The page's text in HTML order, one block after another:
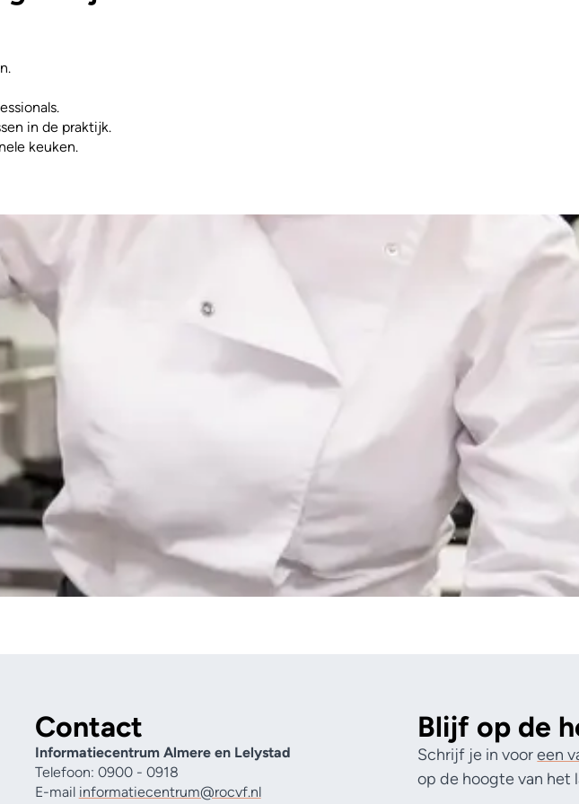
in de praktijk.
keuken.
Contact
Informatiecentrum Almere en Lelystad
Telefoon: 0900 - 0918
E-mail informatiecentrum@rocvf.nl
Blijf op de
Schrijf je in vooreen
op de hoogte van het